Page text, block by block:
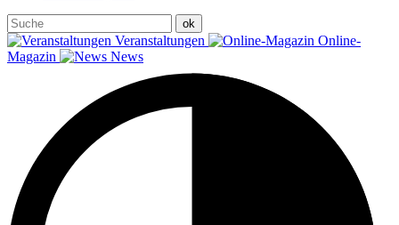
Veranstaltungen
Online-
Magazin
News